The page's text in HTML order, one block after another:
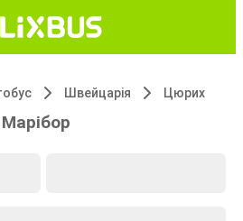
Швейцарія Цюрих